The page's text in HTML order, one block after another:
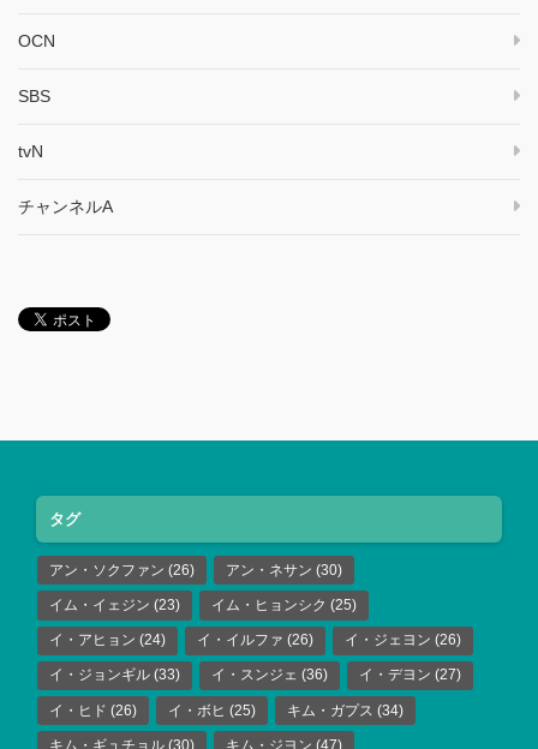
OCN
SBS
tvN
チャンネルA
タグ
アン・ソクファン (26) アン・ネサン (30)
イム・イェジン (23) イム・ヒョンシク (25)
イ・アヒョン (24) イ・イルファ (26) イ・ジェヨン (26)
イ・ジョンギル (33) イ・スンジェ (36) イ・デヨン (27)
イ・ヒド (26) イ・ボヒ (25) キム・ガプス (34)
キム・ギュチョル (30) キム・ジヨン (47)